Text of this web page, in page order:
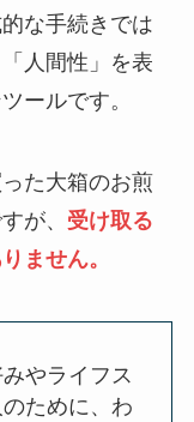
な手続きでは
人間性」を表
ールです。
た大箱のお煎
が、 受け取る
ません。
やライフス
ために、わ